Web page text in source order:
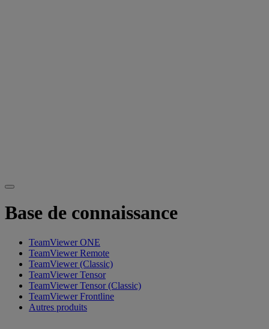
Base de connaissance
TeamViewer ONE
TeamViewer Remote
TeamViewer (Classic)
TeamViewer Tensor
TeamViewer Tensor (Classic)
TeamViewer Frontline
Autres produits